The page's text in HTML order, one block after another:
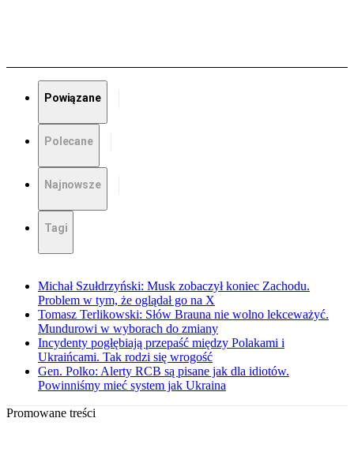
Powiązane
Polecane
Najnowsze
Tagi
Michał Szułdrzyński: Musk zobaczył koniec Zachodu.
Problem w tym, że oglądał go na X
Tomasz Terlikowski: Słów Brauna nie wolno lekceważyć.
Mundurowi w wyborach do zmiany
Incydenty pogłębiają przepaść między Polakami i
Ukraińcami. Tak rodzi się wrogość
Gen. Polko: Alerty RCB są pisane jak dla idiotów.
Powinniśmy mieć system jak Ukraina
Promowane treści